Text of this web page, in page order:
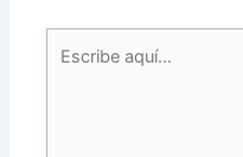
aquí...